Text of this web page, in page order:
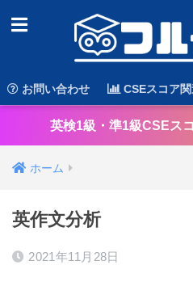
お問い合わせ CSEスコア
英検1級・準1級CSEス
ホーム
英作文分析
2021年11月28日